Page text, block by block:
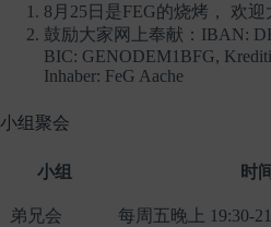
8月25日是FEG的烧烤， 欢迎
鼓励大家网上奉献：IBAN:
BIC: GENODEM1BFG,
Inhaber: FeG Aache
小组聚会
小组 时间
弟兄会 每周五晚上 19:30-